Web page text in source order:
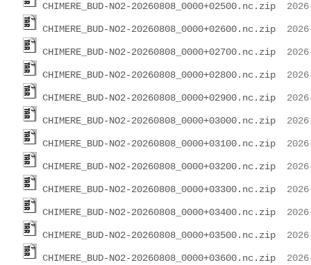
CHIMERE_BUD-NO2-20260808_0000+02500.nc.zip
CHIMERE_BUD-NO2-20260808_0000+02600.nc.zip
CHIMERE_BUD-NO2-20260808_0000+02700.nc.zip
CHIMERE_BUD-NO2-20260808_0000+02800.nc.zip
CHIMERE_BUD-NO2-20260808_0000+02900.nc.zip
CHIMERE_BUD-NO2-20260808_0000+03000.nc.zip
CHIMERE_BUD-NO2-20260808_0000+03100.nc.zip
CHIMERE_BUD-NO2-20260808_0000+03200.nc.zip
CHIMERE_BUD-NO2-20260808_0000+03300.nc.zip
CHIMERE_BUD-NO2-20260808_0000+03400.nc.zip
CHIMERE_BUD-NO2-20260808_0000+03500.nc.zip
CHIMERE_BUD-NO2-20260808_0000+03600.nc.zip